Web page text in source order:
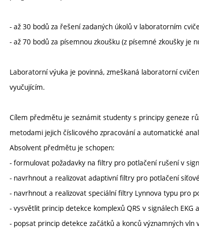
- až 30 bodů za řešení zadaných úkolů v laboratorním
- až 70 bodů za písemnou zkoušku (z písemné zkoušky je
Laboratorní výuka je povinná, zmeškaná laboratorní
vyučujícím.
Cílem předmětu je seznámit studenty s principy geneze
metodami jejich číslicového zpracování a automatické
Absolvent předmětu je schopen:
- formulovat požadavky na filtry pro potlačení rušení v
- navrhnout a realizovat adaptivní filtry pro potlačení
- navrhnout a realizovat speciální filtry Lynnova typu pro
- vysvětlit princip detekce komplexů QRS v signálech EKG
- popsat princip detekce začátků a konců významných vln